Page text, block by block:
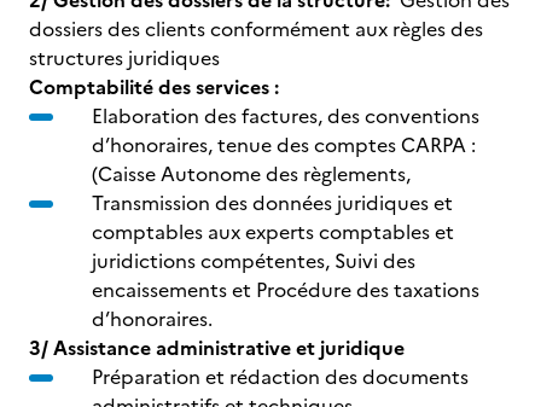
dossiers des clients conformément aux règles des
structures juridiques
Comptabilité des services :
Elaboration des factures, des conventions
d’honoraires, tenue des comptes CARPA :
(Caisse Autonome des règlements,
Transmission des données juridiques et
comptables aux experts comptables et
juridictions compétentes, Suivi des
encaissements et Procédure des taxations
d’honoraires.
3/Assistance administrative et juridique
Préparation et rédaction des documents